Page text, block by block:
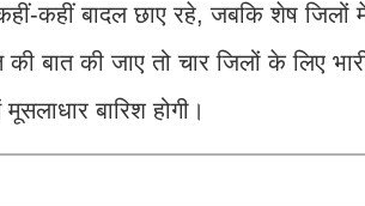
कहीं बादल छाए रहे, जबकि शेष जिलों
बात की जाए तो चार जिलों के लिए
बारिश होगी।